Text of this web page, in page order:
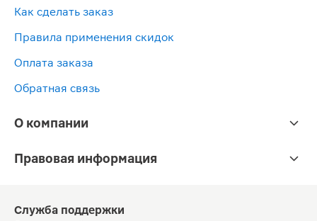
Как сделать заказ
Правила применения скидок
Оплата заказа
Обратная связь
О компании
Правовая информация
Служба поддержки